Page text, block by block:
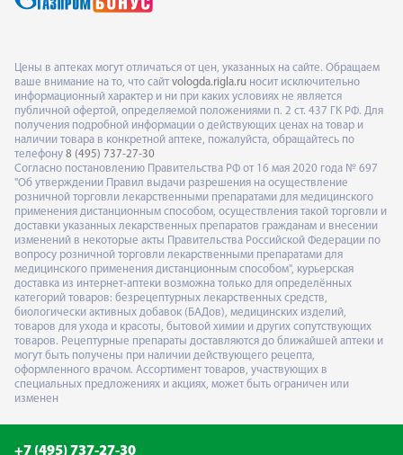
Цены в аптеках могут отличаться от цен, указанных на сайте. Обращаем
ваше внимание на то, что сайт vologda.rigla.ru носит исключительно
информационный характер и ни при каких условиях не является
публичной офертой, определяемой положениями п. 2 ст. 437 ГК РФ. Для
получения подробной информации о действующих ценах на товар и
наличии товара в конкретной аптеке, пожалуйста, обращайтесь по
телефону 8 (495) 737-27-30
Согласно постановлению Правительства РФ от 16 мая 2020 года № 697
"Об утверждении Правил выдачи разрешения на осуществление
розничной торговли лекарственными препаратами для медицинского
применения дистанционным способом, осуществления такой торговли и
доставки указанных лекарственных препаратов гражданам и внесении
изменений в некоторые акты Правительства Российской Федерации по
вопросу розничной торговли лекарственными препаратами для
медицинского применения дистанционным способом", курьерская
доставка из интернет-аптеки возможна только для определённых
категорий товаров: безрецептурных лекарственных средств,
биологически активных добавок (БАДов), медицинских изделий,
товаров для ухода и красоты, бытовой химии и других сопутствующих
товаров. Рецептурные препараты доставляются до ближайшей аптеки и
могут быть получены при наличии действующего рецепта,
оформленного врачом. Ассортимент товаров, участвующих в
специальных предложениях и акциях, может быть ограничен или
изменен
+7 (495) 737-27-30